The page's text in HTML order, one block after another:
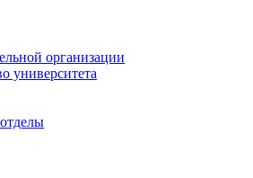
организации
университета